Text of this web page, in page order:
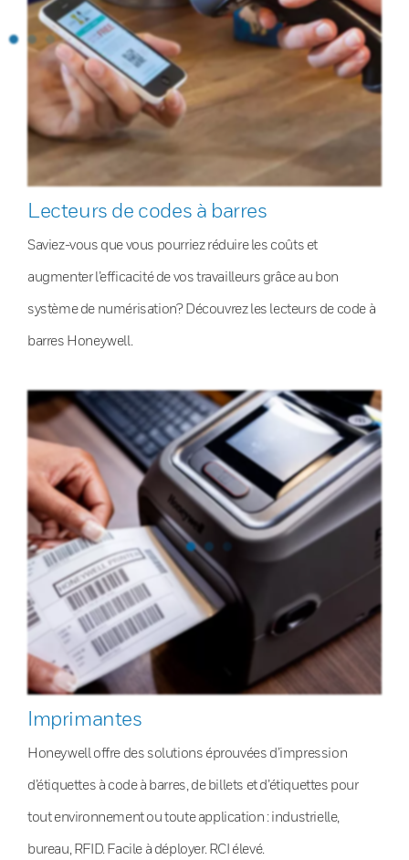
Lecteurs de codes à barres
Saviez-vous que vous pourriez réduire les coûts et
augmenter l’efficacité de vos travailleurs grâce au bon
système de numérisation? Découvrez les lecteurs de code à
barres Honeywell.
Imprimantes
Honeywell offre des solutions éprouvées d’impression
d’étiquettes à code à barres, de billets et d’étiquettes pour
tout environnement ou toute application : industrielle,
bureau, RFID. Facile à déployer. RCI élevé.